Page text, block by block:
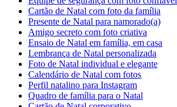
Cartão de Natal com foto da família
Presente de Natal para namorado(a)
Amigo secreto com foto criativa
Ensaio de Natal em família, em casa
Lembrança de Natal personalizada
Foto de Natal individual e elegante
Calendário de Natal com fotos
Perfil natalino para Instagram
Quadro de família para o Natal